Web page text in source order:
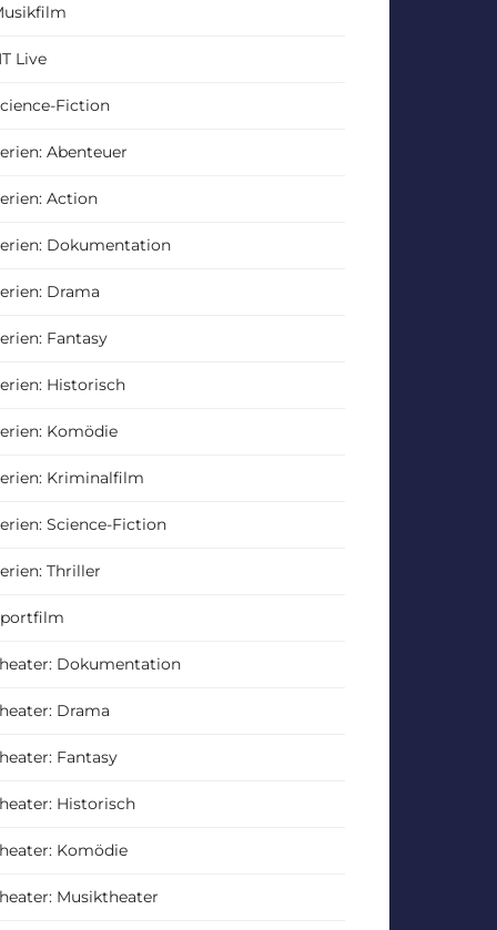
Live
Fiction
Abenteuer
Action
Dokumentation
Drama
Fantasy
Historisch
Komödie
Kriminalfilm
Science-Fiction
Thriller
Dokumentation
Drama
Fantasy
Historisch
Komödie
Musiktheater